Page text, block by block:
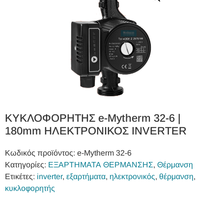
ΚΥΚΛΟΦΟΡΗΤΗΣ e-Mytherm 32-6 |
180mm ΗΛΕΚΤΡΟΝΙΚΟΣ INVERTER
Κωδικός προϊόντος: e-Mytherm 32-6
Κατηγορίες: ΕΞΑΡΤΗΜΑΤΑ ΘΕΡΜΑΝΣΗΣ, Θέρμανση
Ετικέτες: inverter, εξαρτήματα, ηλεκτρονικός, θέρμανση,
κυκλοφορητής